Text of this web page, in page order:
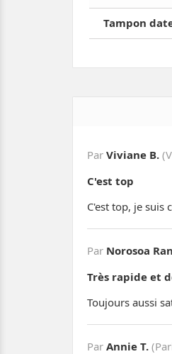
Tampon
Par Viviane B.
C'est top
C'est top, je suis
Par Norosoa
Très rapide et
Toujours aussi
Par Annie T.